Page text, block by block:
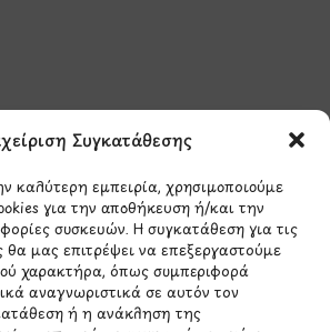
Συγκατάθεσης
καλύτερη εμπειρία, χρησιμοποιούμε
για την αποθήκευση ή/και την
συσκευών. Η συγκατάθεση για τις
θα μας επιτρέψει να επεξεργαστούμε
χαρακτήρα, όπως συμπεριφορά
αναγνωριστικά σε αυτόν τον
ή η ανάκληση της
και συμφωνώ με την
Απορρήτου